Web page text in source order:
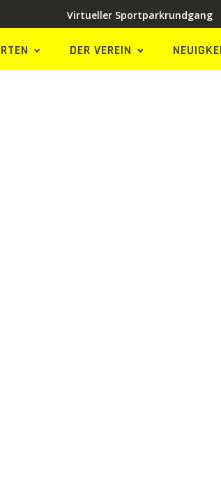
Virtueller Sportparkrundgang
DER VEREIN